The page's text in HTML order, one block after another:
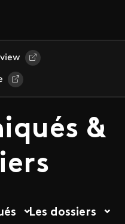
&
Les dossiers